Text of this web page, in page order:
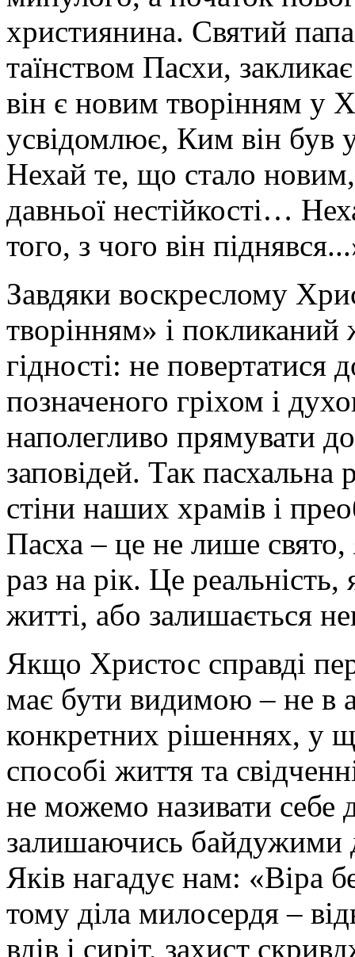
християнина. Святий
таїнством Пасхи,
він є новим творінням у
усвідомлює, Ким він був
Нехай те, що стало новим,
давньої нестійкості…
того, з чого він
Завдяки воскреслому
творінням» і покликаний
гідності: не
позначеного гріхом і
наполегливо прямувати
заповідей. Так пасхальна
стіни наших храмів і
Пасха – це не лише свято,
раз на рік. Це
житті, або залишається
Якщо Христос справді
має бути видимою – не в
конкретних рішеннях, у
способі життя та
не можемо називати
залишаючись байдужими
Яків нагадує нам: «Віра
тому діла милосердя –
вдів і сиріт, захист